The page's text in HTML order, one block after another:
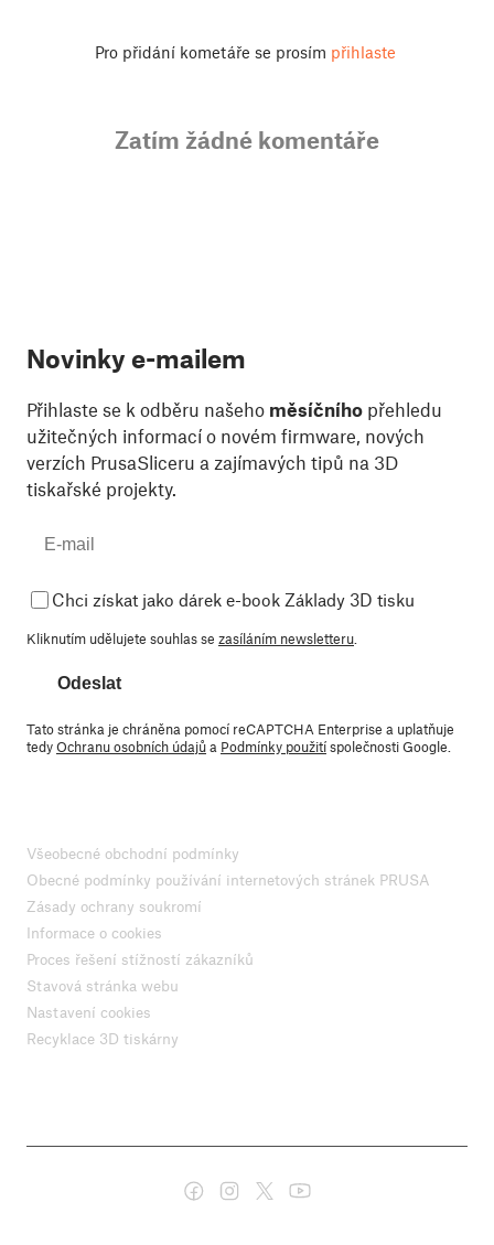
Pro přidání kometáře se prosím přihlaste
Zatím žádné komentáře
Novinky e-mailem
Přihlaste se k odběru našeho měsíčního přehledu
užitečných informací o novém firmware, nových
verzích PrusaSliceru a zajímavých tipů na 3D
tiskařské projekty.
Chci získat jako dárek e-book Základy 3D tisku
Kliknutím udělujete souhlas se zasíláním newsletteru
Odeslat
Tato stránka je chráněna pomocí reCAPTCHA Enterprise a uplatňuje
tedyOchranu osobních údajůa Podmínky použitíspolečnosti Google.
Všeobecné obchodní podmínky
Obecné podmínky používání internetových stránek PRUSA
Zásady ochrany soukromí
Informace o cookies
Proces řešení stížností zákazníků
Stavová stránka webu
Nastavení cookies
Recyklace 3D tiskárny